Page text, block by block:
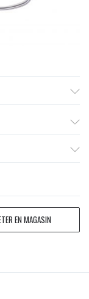
EN MAGASIN